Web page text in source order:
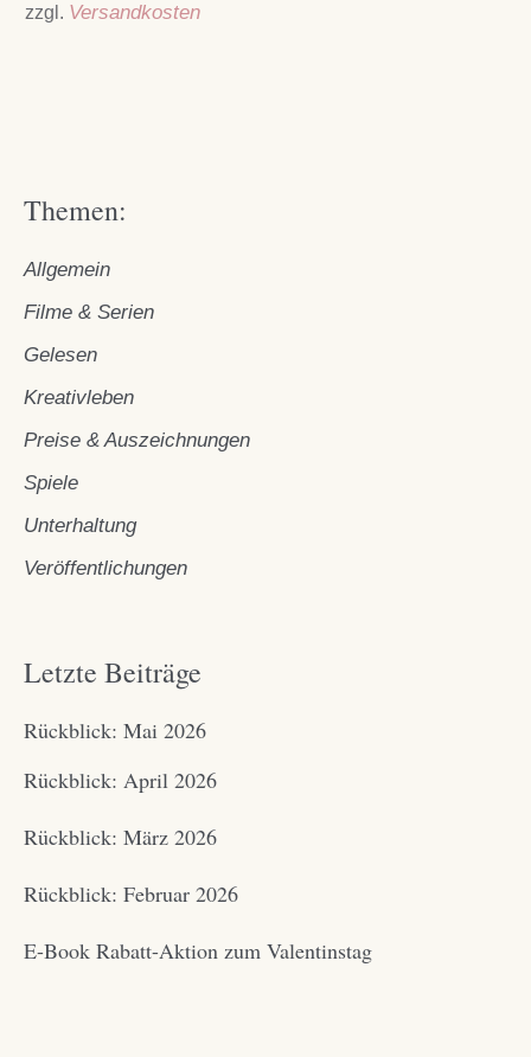
zzgl. Versandkosten
Themen:
Allgemein
Filme & Serien
Gelesen
Kreativleben
Preise & Auszeichnungen
Spiele
Unterhaltung
Veröffentlichungen
Letzte Beiträge
Rückblick: Mai 2026
Rückblick: April 2026
Rückblick: März 2026
Rückblick: Februar 2026
E-Book Rabatt-Aktion zum Valentinstag